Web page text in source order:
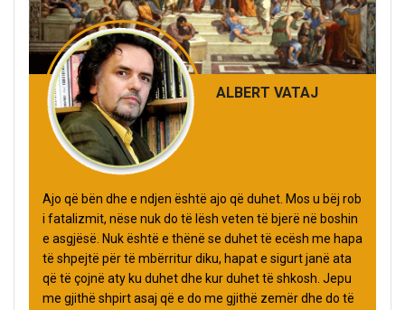
ALBERT VATAJ
Ajo që bën dhe e ndjen është ajo që duhet. Mos u bëj rob
i fatalizmit, nëse nuk do të lësh veten të bjerë në boshin
e asgjësë. Nuk është e thënë se duhet të ecësh me hapa
të shpejtë për të mbërritur diku, hapat e sigurt janë ata
që të çojnë aty ku duhet dhe kur duhet të shkosh. Jepu
me gjithë shpirt asaj që e do me gjithë zemër dhe do të